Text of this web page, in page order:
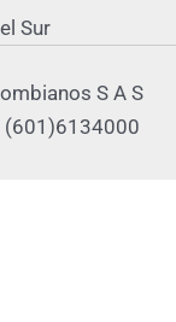
Sur
S A S
(601)6134000